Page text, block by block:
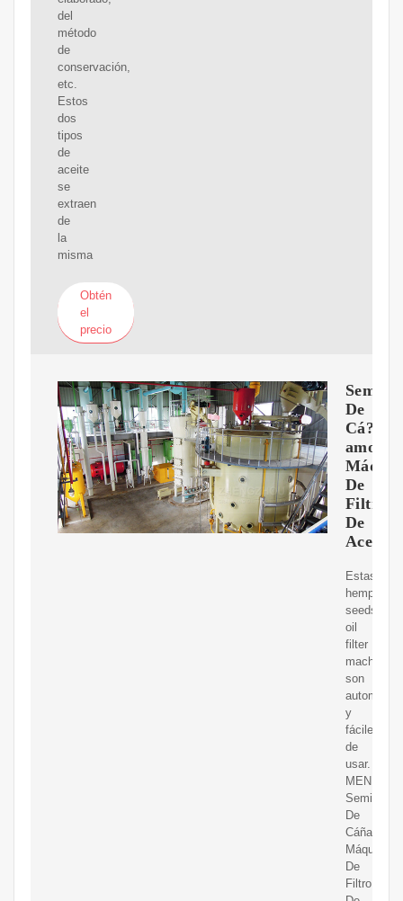
del
método
de
conservación,
etc.
Estos
dos
tipos
de
aceite
se
extraen
de
la
misma
Obtén
el
precio
De
Cá?
amo
De
Filtro
De
Aceite
Estas
hemp
seeds
oil
filter
machine
son
y
fáciles
de
usar.
MENÚ
Semillas
De
Cáñamo
Máquina
De
Filtro